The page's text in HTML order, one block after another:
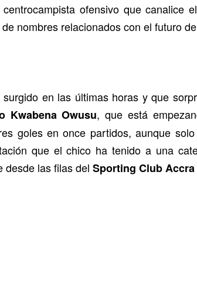
ofensivo que canalice
nombres relacionados con el futuro
en las últimas horas y que
Kwabena Owusu, que está
goles en once partidos, aunque
que el chico ha tenido a una
desde las filas del Sporting Club Accra